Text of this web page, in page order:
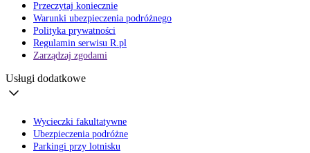
Przeczytaj koniecznie
Warunki ubezpieczenia podróżnego
Polityka prywatności
Regulamin serwisu R.pl
Zarządzaj zgodami
Usługi dodatkowe
Wycieczki fakultatywne
Ubezpieczenia podróżne
Parkingi przy lotnisku